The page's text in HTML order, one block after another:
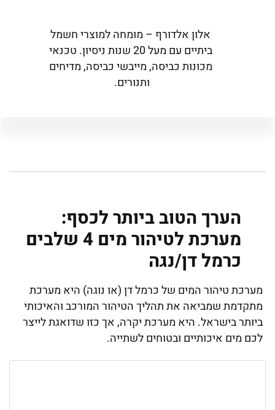
אלון אלדורף – מומחה למוצרי חשמל
ביתיים עם מעל 20 שנות ניסיון. טכנאי
מכונות כביסה, מייבשי כביסה, מדיחים
ותנורים.
הערך הטוב ביותר לכסף:
מערכת לטיהור מים 4 שלבים
כרמל דן/נגה
מערכת טיהור המים של כרמל דן (או נוגה) היא מערכת
מתקדמת שמביאה את תהליך הטיהור המורכב והאיכותי
ביותר בישראל. היא מערכת יקרה, אך כזו שדואגת לייצר
לכם מים איכותיים ובטוחים לשתייה.